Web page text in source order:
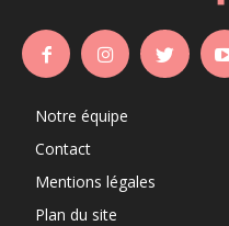
Notre équipe
Contact
Mentions légales
Plan du site